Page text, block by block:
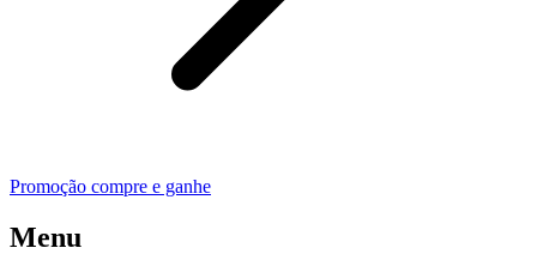
Promoção compre e ganhe
Menu